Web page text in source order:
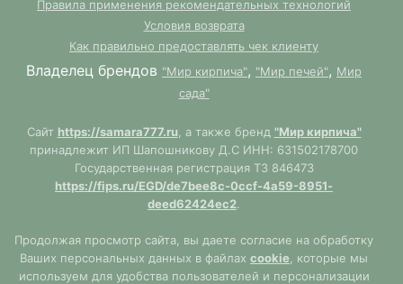
Правила применения рекомендательных технологий
Условия возврата
Как правильно предоставлять чек клиенту
Владелец брендов "Мир кирпича", "Мир печей", Мир
сада"
Сайт https://samara777.ru, а также бренд "Мир кирпича"
принадлежит ИП Шапошникову Д.С ИНН: 631502178700
Государственная регистрация ТЗ 846473
https://fips.ru/EGD/de7bee8c-0ccf-4a59-8951-
deed62424ec2.
Продолжая просмотр сайта, вы даете согласие на обработку
Ваших персональных данных в файлах cookie , которые мы
используем для удобства пользователей и персонализации